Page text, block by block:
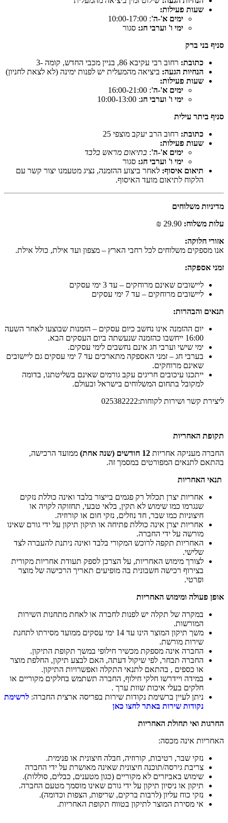
שעות פעילות:
ימים א'-ה': 10:00-17:00
ימי ו' וערבי חג: סגור
סניף בני ברק
כתובת: רחוב רבי עקיבא 86, בניין מכבי החדש, קומה -3
הנחיות הגעה: ביציאה מהמעלית יש לפנות ימינה (לא לצאת לחניון)
שעות פעילות:
ימים א'-ה': 16:00-21:00
ימי ו' וערבי חג: 10:00-13:00
סניף ביתר עילית
כתובת: רחוב הרב יעקב מוצפי 25
שעות פעילות:
ימים א'-ה': בתיאום מראש בלבד
ימי ו' וערבי חג: סגור
תיאום איסוף: לאחר ביצוע ההזמנה, נציג מטעמנו יצור קשר עם
הלקוח לתיאום מועד האיסוף.
מדיניות משלוחים
עלות משלוח:
אזורי חלוקה:
אנו מספקים משלוחים לכל רחבי הארץ – מצפון ועד אילת, כולל אילת.
זמני אספקה:
ליישובים שאינם מרוחקים – עד 3 ימי עסקים
ליישובים מרוחקים – עד 7 ימי עסקים
תנאים והבהרות:
יום ההזמנה אינו נחשב כיום עסקים – הזמנות שבוצעו לאחר השעה
16:00 ייחשבו כהזמנה שנעשתה ביום העסקים הבא.
ימי שישי וערבי חג אינם נחשבים לימי עסקים.
בערבי חג – זמני האספקה מתארכים עד 7 ימי עסקים גם ליישובים
שאינם מרוחקים.
ייתכנו עיכובים חריגים עקב גורמים שאינם בשליטתנו, בדומה
למקובל בתחום המשלוחים בישראל ובעולם.
ליצירת קשר ושירות לקוחות:025382222
תקופת האחריות
החברה מעניקה אחריות 12 חודשים (שנה אחת)
ממועד הרכישה,
בהתאם לתנאים המפורטים במסמך זה.
תנאי האחריות
אחריות יצרן תכלול רק פגמים בייצור בלבד ואינה כוללת נזקים
שנגרמו כמו שימוש לא תקין, בלאי טבעי, תחזוקה לקויה או
חיצוניות כמו שבר, חד נוזלים, נזקי חום או קורוזיה.
אחריות יצרן אינה כוללת פתיחה או תיקון תיקון על ידי גורם שאינו
מורשה על ידי החברה.
האחריות תקפה לרוכש המקורי בלבד ואינה ניתנת להעברה לצד
שלישי.
לצורך מימוש האחריות, על הצרכן לספק תעודת אחריות מקורית
בצירוף רכישה חשבונית בה מופיעים תאריך הרכישה של מוצר
ופרטי.
אופן פעולה ומימוש האחריות
במקרה של תקלה יש לפנות לחברה או לאחת מתחנות השירות
המורשות.
משך תיקון המוצר הינו עד 14 ימי עסקים ממועד מסירתו לתחנת
שירות מורשת.
החברה אינה מספקת מכשיר חילופי במשך תקופת התיקון.
החברה תבחר, לפי שיקול דעתה, האם לבצע תיקון, החלפת מוצר
או כספים , בהתאם לתנאי התקלה ואפשרויות התיקון.
במידה ויידרשו חלקי חילוף, החברה תשתמש בחלקים מקוריים או
חלקים בעלי איכות שוות ערך .
ניתן לעיין ברשימת נקודות שירות בפריסה ארצית החברה: לרשימת
נקודות שירות באתר לחצו כאן
החרגות ואי תחולת האחריות
האחריות אינה מכסה:
נזקי שבר, רטיבות, קורוזיה, חבלה חיצונית או פנימית.
צריבת גירסה/תוכנה חיצונית שאינה מאושרת על ידי החברה
שימוש באביזרים לא מקוריים (כגון מטענים, כבלים, סוללות).
תיקון או ניסיון תיקון על ידי גורם שאינו מוסמך מטעם החברה.
נזקי כוח עליון (לרבות ברקים, שריפות, הצפות וכדומה).
אי מסירת המוצר לתיקון בטווח תקופת האחריות.